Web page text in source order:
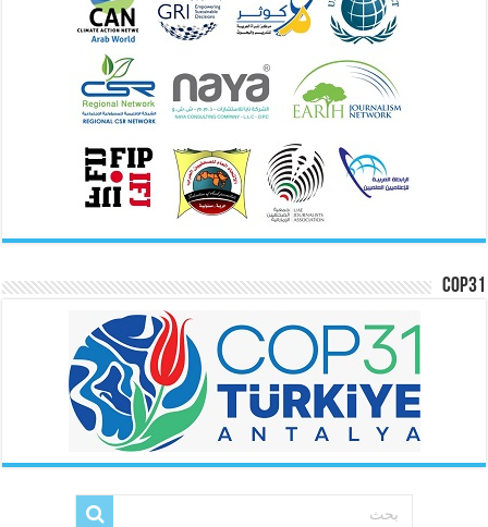
COP31